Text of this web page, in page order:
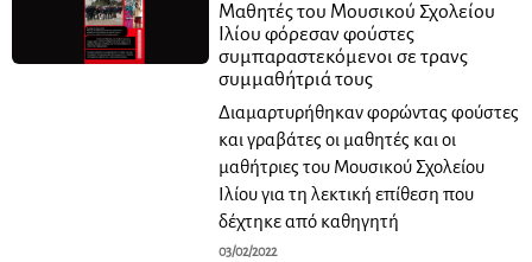
Μαθητές του Μουσικού Σχολείου
Ιλίου φόρεσαν φούστες
συμπαραστεκόμενοι σε τρανς
συμμαθήτριά τους
Διαμαρτυρήθηκαν φορώντας φούστες
και γραβάτες οι μαθητές και οι
μαθήτριες του Μουσικού Σχολείου
Ιλίου για τη λεκτική επίθεση που
δέχτηκε από καθηγητή
03/02/2022